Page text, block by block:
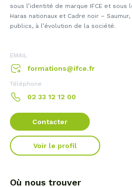
sous l’identité de marque IFCE et sous
Haras nationaux et Cadre noir –
publics, à l’évolution de la société.
EMAIL
formations@ifce.fr
Téléphone
02 33 12 12 00
Contacter
Voir le profil
Où nous trouver